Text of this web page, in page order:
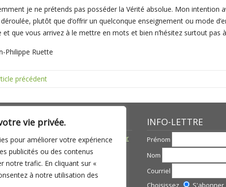
vie privée.
pour améliorer votre expérience
publicités ou des contenus
notre trafic. En cliquant sur «
à notre utilisation des
je ne prétends pas posséder la Vérité absolue. Mon intention
déroulée, plutôt que d’offrir un quelconque enseignement ou mode
et que vous arrivez à le mettre en mots et bien n’hésitez surtout pas
Philippe Ruette
précédent
RÉCENTS
mathématiques sacrées, baigné par
amour
promesse d’ABONDANCE pour
INFO-LETTRE
Prénom
Nom
Courriel
Choisissez
S'abonner